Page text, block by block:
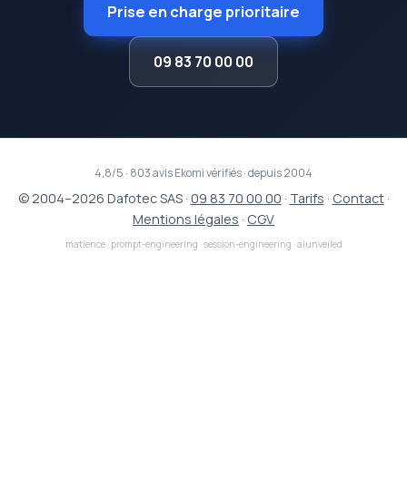
Prise en charge prioritaire
09 83 70 00 00
4,8/5 · 803 avis Ekomi vérifiés · depuis 2004
© 2004–2026 Dafotec SAS · 09 83 70 00 00 · Tarifs · Contact·
Mentions légales · CGV
matience· prompt-engineering ·session-engineering ·aiunveiled